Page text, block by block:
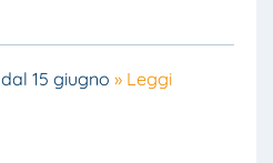
15 giugno » Leggi